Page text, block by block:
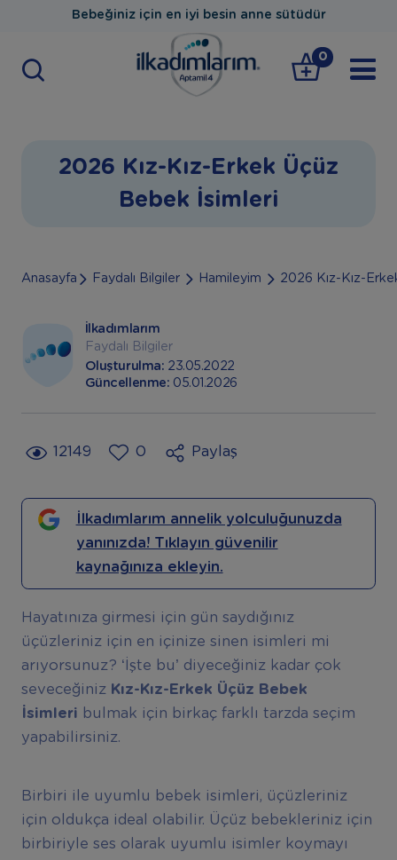
Bebeğiniz için en iyi besin anne sütüdür
0
2026 Kız-Kız-Erkek Üçüz
Bebek İsimleri
Anasayfa Faydalı Bilgiler Hamileyim 2026 Kız-Kız-
İlkadımlarım
Faydalı Bilgiler
Oluşturulma: 23.05.2022
Güncellenme: 05.01.2026
12149 0 Paylaş
İlkadımlarım annelik yolculuğunuzda
yanınızda! Tıklayın güvenilir
kaynağınıza ekleyin.
Hayatınıza girmesi için gün saydığınız
üçüzleriniz için en içinize sinen isimleri mi
arıyorsunuz? ‘İşte bu’ diyeceğiniz kadar çok
seveceğiniz Kız-Kız-Erkek Üçüz Bebek
İsimleri bulmak için birkaç farklı tarzda seçim
yapabilirsiniz.
Birbiri ile uyumlu bebek isimleri, üçüzleriniz
için oldukça ideal olabilir. Üçüz bebekleriniz için
birbiriyle ses olarak uyumlu isimler koymayı